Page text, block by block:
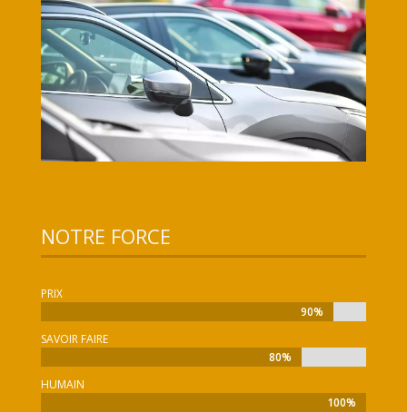
NOTRE FORCE
PRIX
90%
90%
SAVOIR FAIRE
80%
80%
HUMAIN
100%
100%